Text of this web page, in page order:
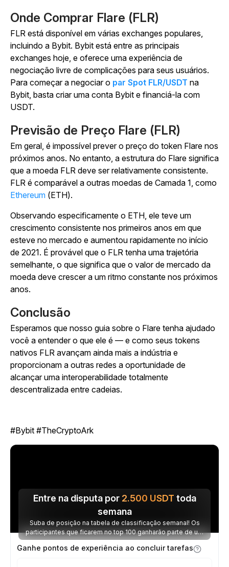
Onde Comprar Flare (FLR)
FLR está disponível em várias exchanges populares,
incluindo a Bybit. Bybit está entre as principais
exchanges hoje, e oferece uma experiência de
negociação livre de complicações para seus usuários.
Para começar a negociar o par Spot FLR/USDT na
Bybit, basta criar uma conta Bybit e financiá-la com
USDT.
Previsão de Preço Flare (FLR)
Em geral, é impossível prever o preço do token Flare nos
próximos anos. No entanto, a estrutura do Flare significa
que a moeda FLR deve ser relativamente consistente.
FLR é comparável a outras moedas de Camada 1, como
Ethereum (ETH).
Observando especificamente o ETH, ele teve um
crescimento consistente nos primeiros anos em que
esteve no mercado e aumentou rapidamente no início
de 2021. É provável que o FLR tenha uma trajetória
semelhante, o que significa que o valor de mercado da
moeda deve crescer a um ritmo constante nos próximos
anos.
Conclusão
Esperamos que nosso guia sobre o Flare tenha ajudado
você a entender o que ele é — e como seus tokens
nativos FLR avançam ainda mais a indústria e
proporcionam a outras redes a oportunidade de
alcançar uma interoperabilidade totalmente
descentralizada entre cadeias.
#Bybit #TheCryptoArk
Entre na disputa por 2.500 USDT toda
semana
Suba de posição na tabela de classificação semanal! Os
participantes que ficarem no top 100 ganharão parte de um
prêmio de 2.500 USDT toda semana.
Ganhe pontos de experiência ao concluir tarefas